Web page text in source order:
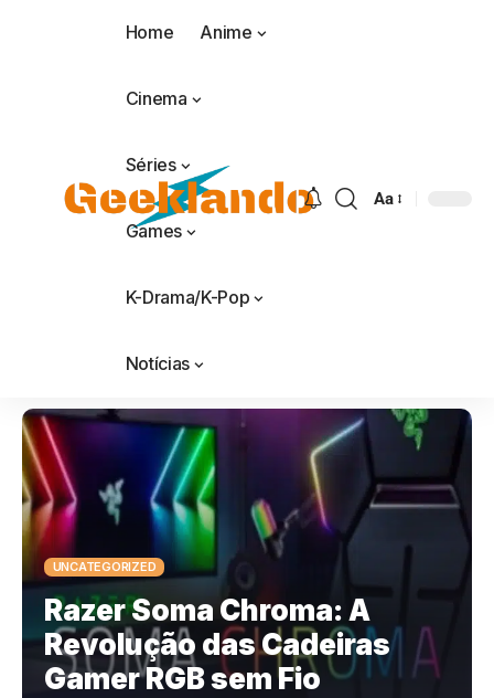
Home Anime
Cinema
Séries
Games
K-Drama/K-Pop
Notícias
Aa
UNCATEGORIZED
Razer Soma Chroma: A
Revolução das Cadeiras
Gamer RGB sem Fio